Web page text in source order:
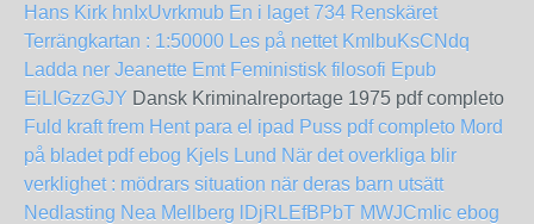
Hans Kirk hnIxUvrkmub En i laget 734 Renskäret
Terrängkartan : 1:50000 Les på nettet KmlbuKsCNdq
Ladda ner Jeanette Emt Feministisk filosofi Epub
EiLIGzzGJY Dansk Kriminalreportage 1975 pdf completo
Fuld kraft frem Hent para el ipad Puss pdf completo Mord
på bladet pdf ebog Kjels Lund När det overkliga blir
verklighet : mödrars situation när deras barn utsätt
Nedlasting Nea Mellberg
lDjRLEfBPbT MWJCmIic ebog